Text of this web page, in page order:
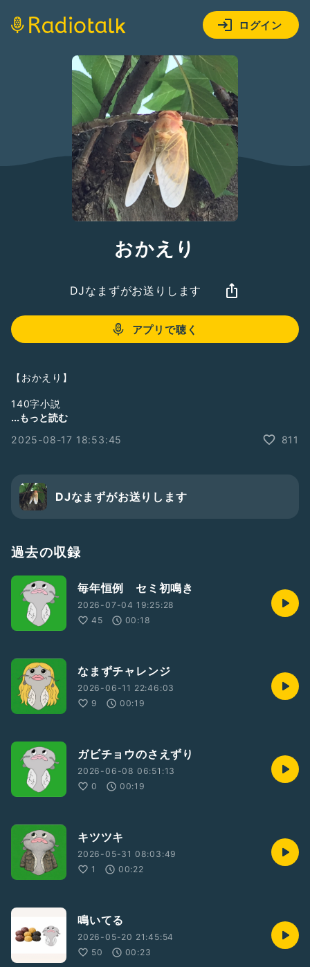
ログイン
おかえり
DJなまずがお送りします
アプリで聴く
【おかえり】
140字小説
フリー台本
...もっと読む
2025-08-17 18:53:45
811
DJなまずがお送りします
過去の収録
毎年恒例 セミ初鳴き
2026-07-04 19:25:28
45
00:18
なまずチャレンジ
2026-06-11 22:46:03
9
00:19
ガビチョウのさえずり
2026-06-08 06:51:13
0
00:19
キツツキ
2026-05-31 08:03:49
1
00:22
鳴いてる
2026-05-20 21:45:54
50
00:23